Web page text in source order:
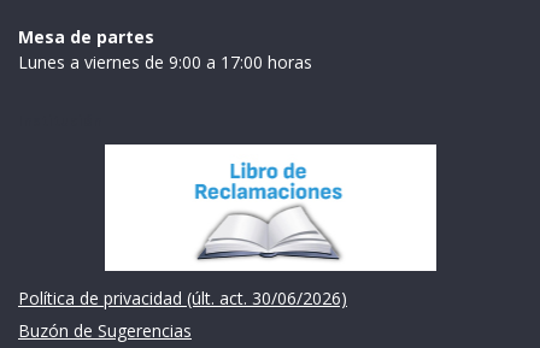
Mesa de partes
Lunes a viernes de 9:00 a 17:00 horas
Política de privacidad (últ. act. 30/06/2026)
Buzón de Sugerencias